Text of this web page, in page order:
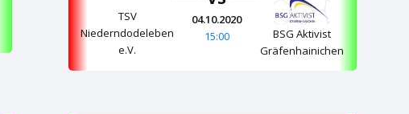
TSV
Niederndodeleben
e.V.
04.10.2020
15:00
BSG Aktivist
Gräfenhainichen